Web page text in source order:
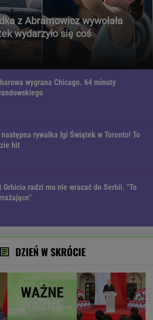
z Abramowicz wywołała
wydarzyło się coś
wygrana Chicago. 64 minuty
następna rywalka Igi Świątek w Toronto! To
hit
Grbicia radzi mu nie wracać do Serbii. "To
DZIEŃ W SKRÓCIE